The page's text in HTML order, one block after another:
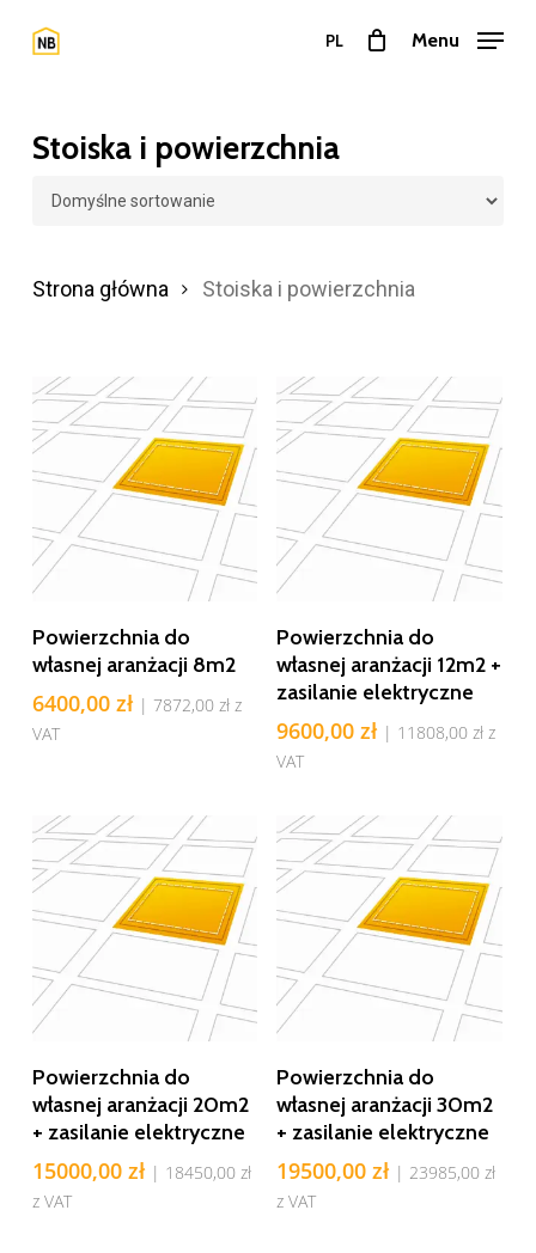
głównej
PL Menu
Stoiska i powierzchnia
Strona główna Stoiska i powierzchnia
Dodaj Do Koszyka
Powierzchnia do
własnej aranżacji 8m2
6400,00 zł | 7872,00 złz
VAT
Dodaj Do Koszyka
Powierzchnia do
własnej aranżacji 12m2 +
zasilanie elektryczne
9600,00zł | 11808,00zł z
VAT
Dodaj Do Koszyka
Powierzchnia do
własnej aranżacji 20m2
+ zasilanie elektryczne
15000,00 zł | 18450,00 zł
z VAT
Dodaj Do Koszyka
Powierzchnia do
własnej aranżacji 30m2
+ zasilanie elektryczne
19500,00zł | 23985,00zł
z VAT